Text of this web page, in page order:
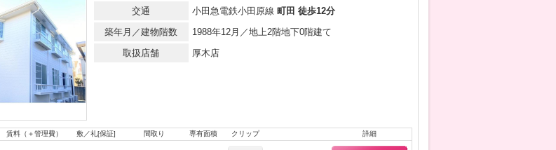
交通
小田急電鉄小田原線 町田 徒歩12分
築年月／建物階数
1988年12月／地上2階地下0階建て
取扱店舗
厚木店
賃料（＋管理費） 敷／礼[保証] 間取り 専有面積 クリップ 詳細